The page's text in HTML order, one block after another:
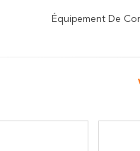
Équipement De